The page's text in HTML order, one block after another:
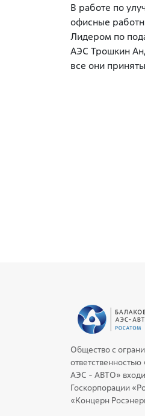
В работе по
офисные
Лидером по
АЭС Трошкин
все они
Общество с
АЭС - АВТО»
Госкорпорации
«Концерн